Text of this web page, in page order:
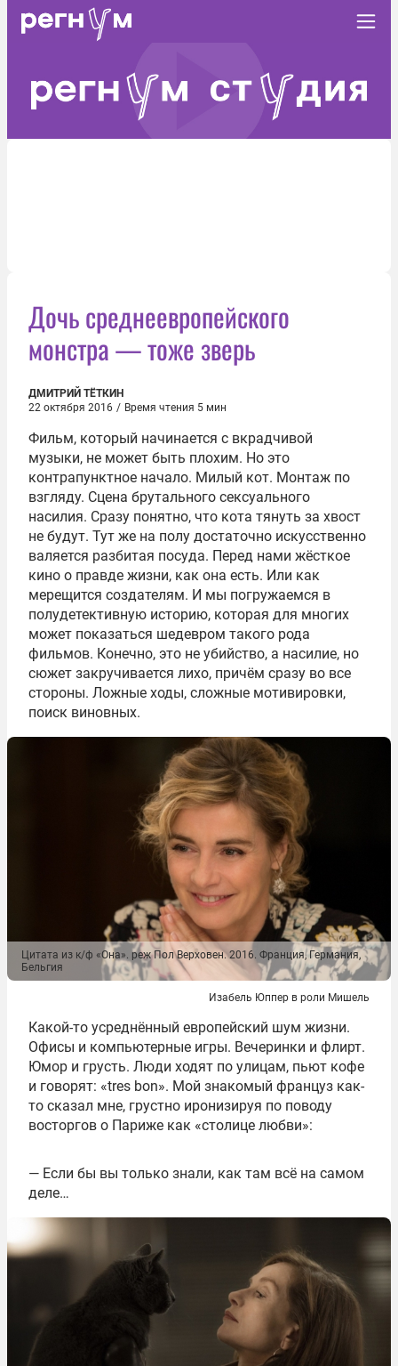
Дочь среднеевропейского
монстра — тоже зверь
ДМИТРИЙ ТЁТКИН
22 октября 2016 / Время чтения 5 мин
Фильм, который начинается с вкрадчивой
музыки, не может быть плохим. Но это
контрапунктное начало. Милый кот. Монтаж по
взгляду. Сцена брутального сексуального
насилия. Сразу понятно, что кота тянуть за хвост
не будут. Тут же на полу достаточно искусственно
валяется разбитая посуда. Перед нами жёсткое
кино о правде жизни, как она есть. Или как
мерещится создателям. И мы погружаемся в
полудетективную историю, которая для многих
может показаться шедевром такого рода
фильмов. Конечно, это не убийство, а насилие, но
сюжет закручивается лихо, причём сразу во все
стороны. Ложные ходы, сложные мотивировки,
поиск виновных.
Цитата из к/ф «Она». реж Пол Верховен. 2016. Франция, Германия,
Бельгия
Изабель Юппер в роли Мишель
Какой-то усреднённый европейский шум жизни.
Офисы и компьютерные игры. Вечеринки и флирт.
Юмор и грусть. Люди ходят по улицам, пьют кофе
и говорят: «tres bon». Мой знакомый француз как-
то сказал мне, грустно иронизируя по поводу
восторгов о Париже как «столице любви»:
— Если бы вы только знали, как там всё на самом
деле…